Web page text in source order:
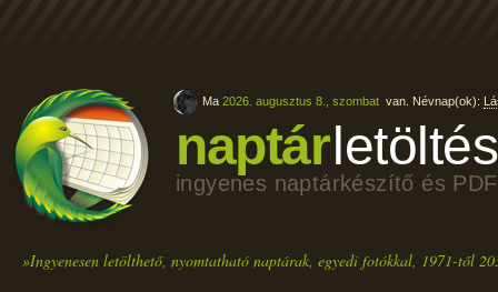
naptárletöltés
ingyenes naptárkészítő és
»Ingyenesen letölthető, nyomtatható naptárak, egyedi fotókkal, 1971-től
Ma 2026. augusztus 8., szombat van. Névnap(ok):